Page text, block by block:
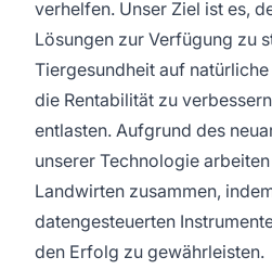
verhelfen. Unser Ziel ist es,
Lösungen zur Verfügung zu
Tiergesundheit auf
die Rentabilität zu
entlasten. Aufgrund des
unserer Technologie
Landwirten zusammen,
datengesteuerten
den Erfolg zu gewährleisten.